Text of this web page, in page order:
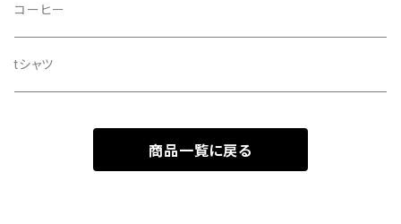
ドッグシャンプー
コーヒー
tシャツ
商品一覧に戻る